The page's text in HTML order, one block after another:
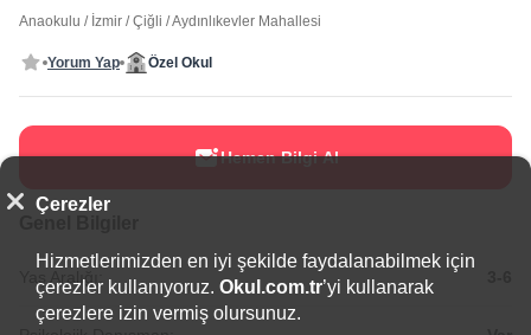
Anaokulu / İzmir /Çiğli /Aydınlıkevler Mahallesi
Yorum Yap Özel Okul
Hemen Bilgi Al
Yaş Aralığı:
Çerezler
Hizmetlerimizden en iyi şekilde faydalanabilmek için
çerezler kullanıyoruz. Okul.com.tr’yi kullanarak
çerezlere izin vermiş olursunuz.